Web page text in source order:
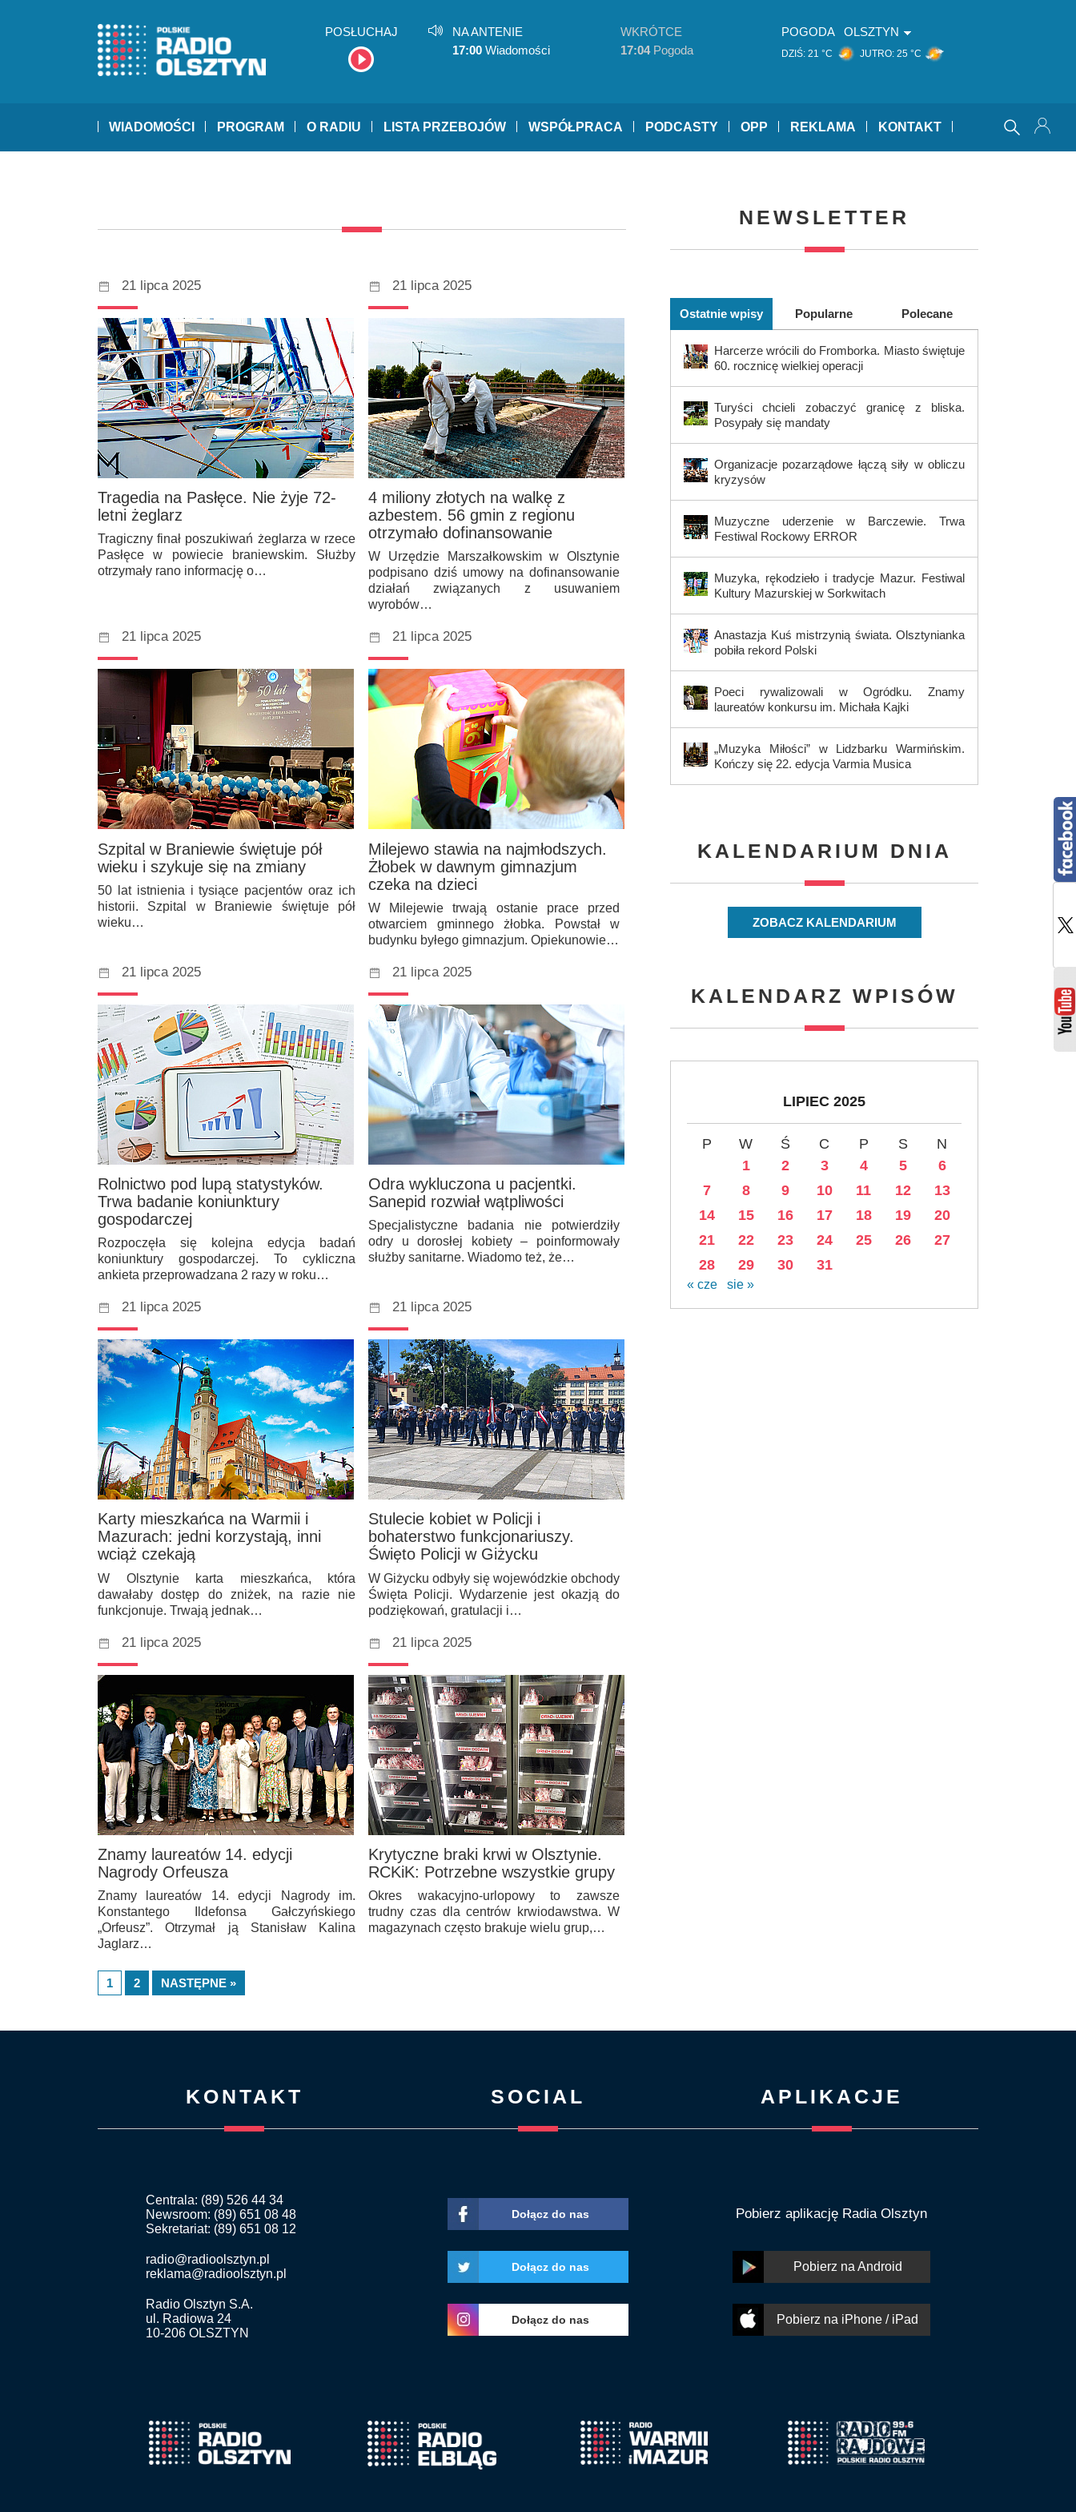
POSŁUCHAJ
NA ANTENIE
17:00 Wiadomości
WKRÓTCE
17:04Pogoda
POGODA OLSZTYN
DZIŚ: 21 °C JUTRO: 25 °C
WIADOMOŚCI PROGRAM O RADIU LISTA PRZEBOJÓW WSPÓŁPRACA PODCASTY OPP REKLAMA KONTAKT
21 lipca 2025
Tragedia na Pasłęce. Nie żyje 72-
letni żeglarz
Tragiczny finał poszukiwań żeglarza w rzece
Pasłęce w powiecie braniewskim. Służby
otrzymały rano informację o…
21 lipca 2025
4 miliony złotych na walkę z
azbestem. 56 gmin z regionu
otrzymało dofinansowanie
W Urzędzie Marszałkowskim w Olsztynie
podpisano dziś umowy na dofinansowanie
działań związanych z usuwaniem
wyrobów…
21 lipca 2025
Szpital w Braniewie świętuje pół
wieku i szykuje się na zmiany
50 lat istnienia i tysiące pacjentów oraz ich
historii. Szpital w Braniewie świętuje pół
wieku…
21 lipca 2025
Milejewo stawia na najmłodszych.
Żłobek w dawnym gimnazjum
czeka na dzieci
W Milejewie trwają ostanie prace przed
otwarciem gminnego żłobka. Powstał w
budynku byłego gimnazjum. Opiekunowie…
21 lipca 2025
Rolnictwo pod lupą statystyków.
Trwa badanie koniunktury
gospodarczej
Rozpoczęła się kolejna edycja badań
koniunktury gospodarczej. To cykliczna
ankieta przeprowadzana 2 razy w roku…
21 lipca 2025
Odra wykluczona u pacjentki.
Sanepid rozwiał wątpliwości
Specjalistyczne badania nie potwierdziły
odry u dorosłej kobiety – poinformowały
służby sanitarne. Wiadomo też, że…
21 lipca 2025
Karty mieszkańca na Warmii i
Mazurach: jedni korzystają, inni
wciąż czekają
W Olsztynie karta mieszkańca, która
dawałaby dostęp do zniżek, na razie nie
funkcjonuje. Trwają jednak…
21 lipca 2025
Stulecie kobiet w Policji i
bohaterstwo funkcjonariuszy.
Święto Policji w Giżycku
W Giżycku odbyły się wojewódzkie obchody
Święta Policji. Wydarzenie jest okazją do
podziękowań, gratulacji i…
21 lipca 2025
Znamy laureatów 14. edycji
Nagrody Orfeusza
Znamy laureatów 14. edycji Nagrody im.
Konstantego Ildefonsa Gałczyńskiego
„Orfeusz”. Otrzymał ją Stanisław Kalina
Jaglarz…
21 lipca 2025
Krytyczne braki krwi w Olsztynie.
RCKiK: Potrzebne wszystkie grupy
Okres wakacyjno-urlopowy to zawsze
trudny czas dla centrów krwiodawstwa. W
magazynach często brakuje wielu grup,…
1 2 NASTĘPNE »
NEWSLETTER
Ostatnie wpisy Popularne Polecane
Harcerze wrócili do Fromborka. Miasto świętuje
60. rocznicę wielkiej operacji
Turyści chcieli zobaczyć granicę z bliska.
Posypały się mandaty
Organizacje pozarządowe łączą siły w obliczu
kryzysów
Muzyczne uderzenie w Barczewie. Trwa
Festiwal Rockowy ERROR
Muzyka, rękodzieło i tradycje Mazur. Festiwal
Kultury Mazurskiej w Sorkwitach
Anastazja Kuś mistrzynią świata. Olsztynianka
pobiła rekord Polski
Poeci rywalizowali w Ogródku. Znamy
laureatów konkursu im. Michała Kajki
„Muzyka Miłości” w Lidzbarku Warmińskim.
Kończy się 22. edycja Varmia Musica
KALENDARIUM DNIA
ZOBACZ KALENDARIUM
KALENDARZ WPISÓW
LIPIEC 2025
P W Ś C P S
N
1
2 3 4 5
6
7
8 9 10 11 12
13
14
15 16 17 18 19
20
21
22 23 24 25 26
27
28
29 30 31
« cze sie »
KONTAKT
Centrala: (89) 526 44 34
Newsroom: (89) 651 08 48
Sekretariat: (89) 651 08 12
radio@radioolsztyn.pl
reklama@radioolsztyn.pl
Radio Olsztyn S.A.
ul. Radiowa 24
10-206 OLSZTYN
SOCIAL
Dołącz do nas
Dołącz do nas
Dołącz do nas
APLIKACJE
Pobierz aplikację Radia Olsztyn
Pobierz na Android
Pobierz na iPhone / iPad